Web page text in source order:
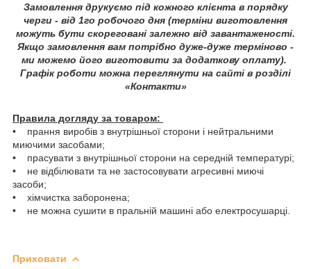
Замовлення друкуємо під кожного клієнта в порядку
черги - від 1го робочого дня (терміни виготовлення
можуть бути скореговані залежно від завантаженості.
Якщо замовлення вам потрібно дуже-дуже терміново -
ми можемо його виготовити за додаткову оплату).
Графік роботи можна переглянути на сайті в розділі
«Контакти»
Правила догляду за товаром:
• прання виробів з внутрішньої сторони і нейтральними
миючими засобами;
• прасувати з внутрішньої сторони на середній температурі;
• не відбілювати та не застосовувати агресивні миючі
засоби;
• хімчистка заборонена;
• не можна сушити в пральній машині або електросушарці.
Приховати